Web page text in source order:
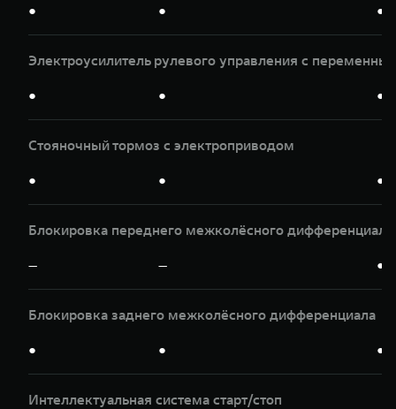
WEY 80
от 6 449 000 ₽
WEY 80
от 8 099
● ● ●
Электроусилитель рулевого управления с
● ● ●
Стояночный тормоз с электроприводом
● ● ●
Блокировка переднего межколёсного дифференциала
— — ●
Блокировка заднего межколёсного дифференциала
● ● ●
Интеллектуальная система старт/стоп